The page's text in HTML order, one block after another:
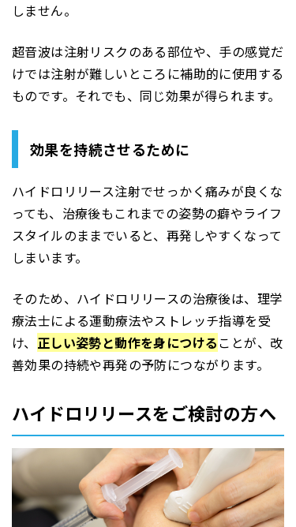
しません。
超音波は注射リスクのある部位や、手の感覚だ
けでは注射が難しいところに補助的に使用する
ものです。それでも、同じ効果が得られます。
効果を持続させるために
ハイドロリリース注射でせっかく痛みが良くな
っても、治療後もこれまでの姿勢の癖やライフ
スタイルのままでいると、再発しやすくなって
しまいます。
そのため、ハイドロリリースの治療後は、理学
療法士による運動療法やストレッチ指導を受
け、 正しい姿勢と動作を身につけることが、改
善効果の持続や再発の予防につながります。
ハイドロリリースをご検討の方へ